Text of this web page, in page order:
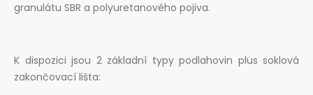
granulátu SBR a polyuretanového pojiva.
K dispozici jsou 2 základní typy podlahovin plus soklová
zakončovací lišta: